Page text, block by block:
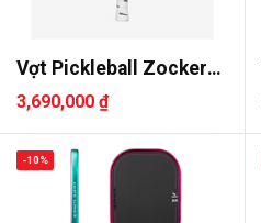
Vợt Pickleball Zocker
Power ..
3,690,000 ₫
-10%